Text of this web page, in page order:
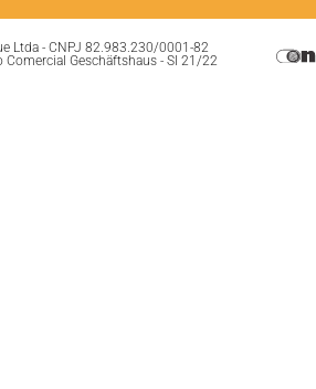
Ltda - CNPJ 82.983.230/0001-82
Comercial Geschäftshaus - Sl 21/22